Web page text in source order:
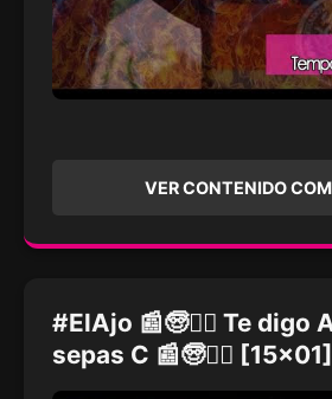
VER CONTENIDO
#ElAjo 📰🧓🙅‍♀️ Te digo
sepas C 📰🧓🙅‍♀️ [15x01]